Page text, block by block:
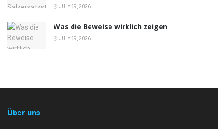
JULY 29, 2026
Was die Beweise wirklich zeigen
JULY 29, 2026
Über uns